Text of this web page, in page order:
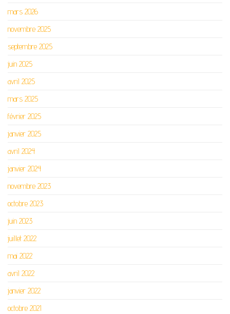
mars 2026
novembre 2025
septembre 2025
juin 2025
avril 2025
mars 2025
février 2025
janvier 2025
avril 2024
janvier 2024
novembre 2023
octobre 2023
juin 2023
juillet 2022
mai 2022
avril 2022
janvier 2022
octobre 2021